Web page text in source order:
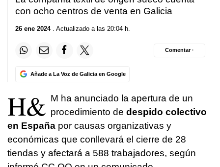
con ocho centros de venta en Galicia
26 ene 2024. Actualizado a las 20:04 h.
Añade a La Voz de Galicia en Google
Comentar ·
H& M ha anunciado la apertura de un
procedimiento de despido colectivo
en España por causas organizativas y
económicas que conllevará el cierre de 28
tiendas y afectará a 588 trabajadores, según